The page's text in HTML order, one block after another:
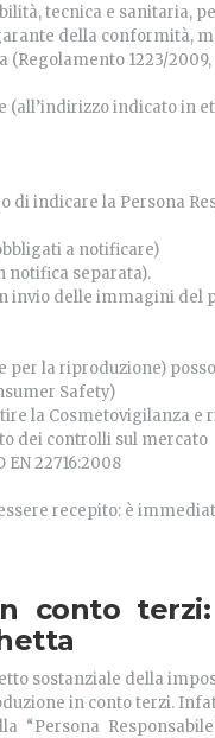
tecnica e sanitaria,
della conformità,
1223/
(all’indirizzo indicato in
di indicare la Persona
a notificare)
notifica separata).
invio delle immagini del
per la riproduzione)
Safety)
la Cosmetovigilanza
dei controlli sul mercato
22716:2008
recepito: è
conto
sostanziale della
in conto terzi.